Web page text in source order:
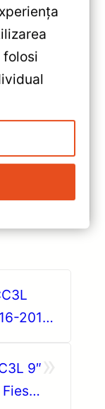
Toyota
—
Toyota Land
Octa-core
și
2018
9″